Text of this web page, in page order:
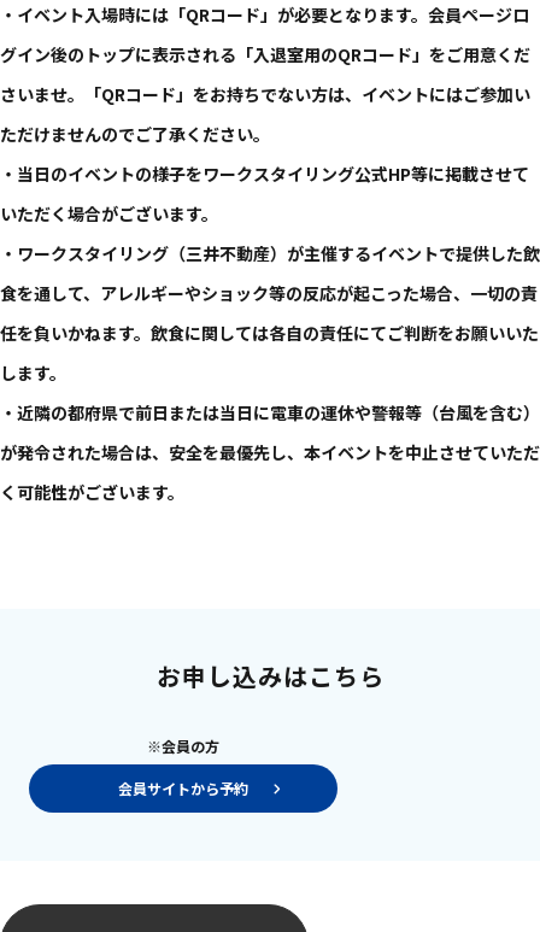
・イベント入場時には「QRコード」が必要となります。会員ページロ
グイン後のトップに表示される「入退室用のQRコード」をご用意くだ
さいませ。「QRコード」をお持ちでない方は、イベントにはご参加い
ただけませんのでご了承ください。
・当日のイベントの様子をワークスタイリング公式HP等に掲載させて
いただく場合がございます。
・ワークスタイリング（三井不動産）が主催するイベントで提供した飲
食を通して、アレルギーやショック等の反応が起こった場合、一切の責
任を負いかねます。飲食に関しては各自の責任にてご判断をお願いいた
します。
・近隣の都府県で前日または当日に電車の運休や警報等（台風を含む）
が発令された場合は、安全を最優先し、本イベントを中止させていただ
く可能性がございます。
お申し込みはこちら
※会員の方
会員サイトから予約